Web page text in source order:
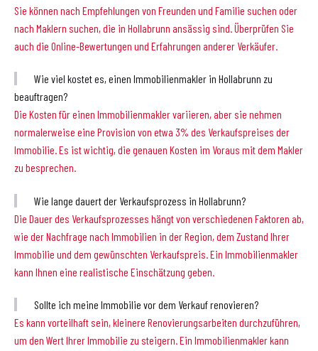
Sie können nach Empfehlungen von Freunden und Familie suchen oder
nach Maklern suchen, die in Hollabrunn ansässig sind. Überprüfen Sie
auch die Online-Bewertungen und Erfahrungen anderer Verkäufer.
Wie viel kostet es, einen Immobilienmakler in Hollabrunn zu
beauftragen?
Die Kosten für einen Immobilienmakler variieren, aber sie nehmen
normalerweise eine Provision von etwa 3% des Verkaufspreises der
Immobilie. Es ist wichtig, die genauen Kosten im Voraus mit dem Makler
zu besprechen.
Wie lange dauert der Verkaufsprozess in Hollabrunn?
Die Dauer des Verkaufsprozesses hängt von verschiedenen Faktoren ab,
wie der Nachfrage nach Immobilien in der Region, dem Zustand Ihrer
Immobilie und dem gewünschten Verkaufspreis. Ein Immobilienmakler
kann Ihnen eine realistische Einschätzung geben.
Sollte ich meine Immobilie vor dem Verkauf renovieren?
Es kann vorteilhaft sein, kleinere Renovierungsarbeiten durchzuführen,
um den Wert Ihrer Immobilie zu steigern. Ein Immobilienmakler kann